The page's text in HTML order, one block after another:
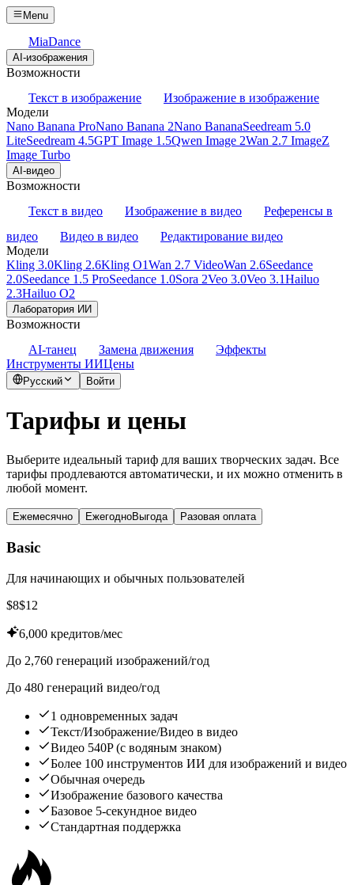
Menu
MiaDance
AI-изображения
Возможности
Текст в изображение
Изображение в изображение
Модели
Nano Banana ProNano Banana 2Nano BananaSeedream 5.0
LiteSeedream 4.5GPT Image 1.5Qwen Image 2Wan 2.7 ImageZ
Image Turbo
AI-видео
Возможности
Текст в видео
Изображение в видео
Референсы в
видео
Видео в видео
Редактирование видео
Модели
Kling 3.0Kling 2.6Kling O1Wan 2.7 VideoWan 2.6Seedance
2.0Seedance 1.5 ProSeedance 1.0Sora 2Veo 3.0Veo 3.1Hailuo
2.3Hailuo O2
Лаборатория ИИ
Возможности
AI-танец
Замена движения
Эффекты
Инструменты ИИЦены
Русский Войти
Тарифы и цены
Выберите идеальный тариф для ваших творческих задач. Все
тарифы продлеваются автоматически, и их можно отменить в
любой момент.
Ежемесячно ЕжегодноВыгода Разовая оплата
Basic
Для начинающих и обычных пользователей
$8$12
6,000 кредитов/мес
До 2,760 генераций изображений/год
До 480 генераций видео/год
1 одновременных задач
Текст/Изображение/Видео в видео
Видео 540P (с водяным знаком)
Более 100 инструментов ИИ для изображений и видео
Обычная очередь
Изображение базового качества
Базовое 5-секундное видео
Стандартная поддержка